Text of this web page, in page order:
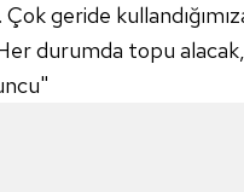
geride
durumda topu alacak,